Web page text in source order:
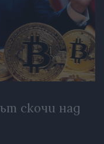
скочи над